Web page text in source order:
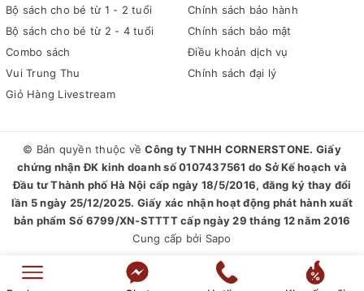
Bộ sách cho bé từ 1 - 2 tuổi
Bộ sách cho bé từ 2 - 4 tuổi
Combo sách
Vui Trung Thu
Giỏ Hàng Livestream
Chính sách bảo hành
Chính sách bảo mật
Điều khoản dịch vụ
Chính sách đại lý
© Bản quyền thuộc vềCông ty TNHH CORNERSTONE. Giấy
chứng nhận ĐK kinh doanh số 0107437561 do Sở Kế hoạch và
Đầu tư Thành phố Hà Nội cấp ngày 18/5/2016, đăng ký thay đổi
lần 5 ngày 25/12/2025. Giấy xác nhận hoạt động phát hành xuất
bản phẩm Số 6799/XN-STTTT cấp ngày 29 tháng 12 năm 2016
Cung cấp bởi Sapo